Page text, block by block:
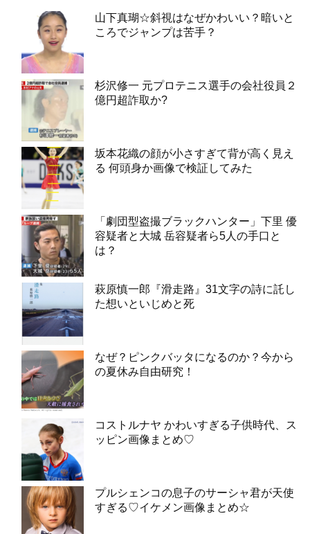
山下真瑚☆斜視はなぜかわいい？暗いと
ころでジャンプは苦手？
杉沢修一 元プロテニス選手の会社役員２
億円超詐取か?
坂本花織の顔が小さすぎて背が高く見え
る 何頭身か画像で検証してみた
「劇団型盗撮ブラックハンター」下里 優
容疑者と大城 岳容疑者ら5人の手口と
は？
萩原慎一郎『滑走路』31文字の詩に託し
た想いといじめと死
なぜ？ピンクバッタになるのか？今から
の夏休み自由研究！
コストルナヤ かわいすぎる子供時代、ス
ッピン画像まとめ♡
プルシェンコの息子のサーシャ君が天使
すぎる♡イケメン画像まとめ☆